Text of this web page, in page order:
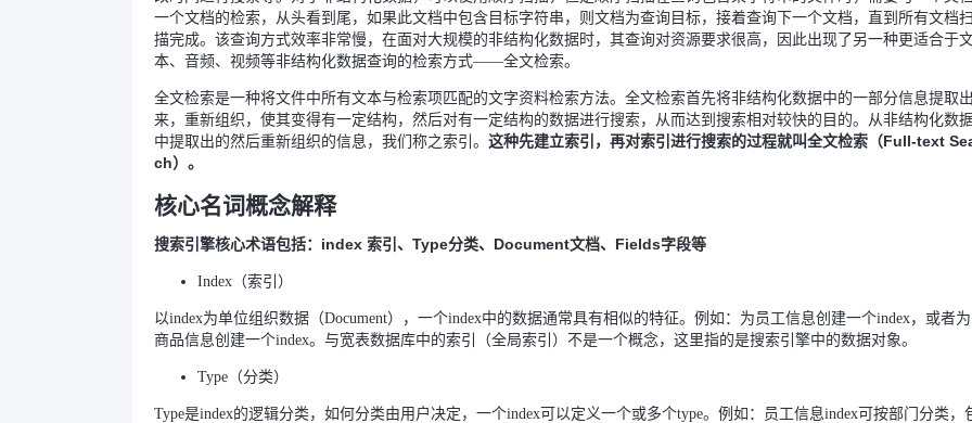
一个文档的检索，从头看到尾，如果此文档中包含目标字符串，则文档为查询目标，接着查询下一个文档，直到所有文档
描完成。该查询方式效率非常慢，在面对大规模的非结构化数据时，其查询对资源要求很高，因此出现了另一种更适合于
本、音频、视频等非结构化数据查询的检索方式——全文检索。
全文检索是一种将文件中所有文本与检索项匹配的文字资料检索方法。全文检索首先将非结构化数据中的一部分信息提取
来，重新组织，使其变得有一定结构，然后对有一定结构的数据进行搜索，从而达到搜索相对较快的目的。从非结构化数
中提取出的然后重新组织的信息，我们称之索引。 这种先建立索引，再对索引进行搜索的过程就叫全文检索（Full-text
ch）。
核心名词概念解释
搜索引擎核心术语包括：index 索引、Type分类、Document文档、Fields字段等
Index（索引）
以index为单位组织数据（Document），一个index中的数据通常具有相似的特征。例如：为员工信息创建一个index，或者为
商品信息创建一个index。与宽表数据库中的索引（全局索引）不是一个概念，这里指的是搜索引擎中的数据对象。
Type（分类）
Type是index的逻辑分类，如何分类由用户决定，一个index可以定义一个或多个type。例如：员工信息index可按部门分类，